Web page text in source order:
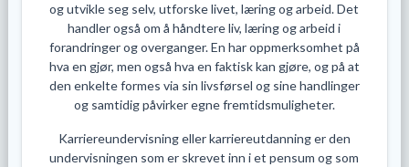
og utvikle seg selv, utforske livet, læring og arbeid. Det
handler også om å håndtere liv, læring og arbeid i
forandringer og overganger. En har oppmerksomhet på
hva en gjør, men også hva en faktisk kan gjøre, og på at
den enkelte formes via sin livsførsel og sine handlinger
og samtidig påvirker egne fremtidsmuligheter.
Karriereundervisning eller karriereutdanning er den
undervisningen som er skrevet inn i et pensum og som